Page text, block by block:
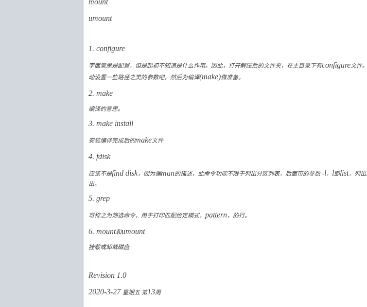
mount
umount
1. configure
字面意思是配置，但是起初不知道是什么作用。因此，打开解压后的文件夹，在主目录下有configure文件
动设置一些路径之类的参数吧，然后为编译(make)做准备。
2. make
编译的意思。
3. make install
安装编译完成后的make文件
4. fdisk
应该不是find disk，因为据man的描述，此命令功能不限于列出分区列表，后面带的参数-l， l即list，列
出。
5. grep
可称之为筛选命令，用于打印匹配给定模式， pattern，的行。
6. mount和umount
挂载或卸载磁盘
Revision 1.0
2020-3-27 星期五 第13周